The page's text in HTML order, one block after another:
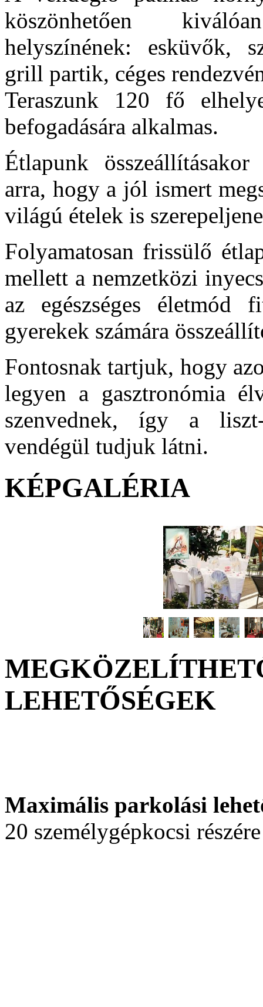
köszönhetően
helyszínének: esküvők,
grill partik, céges
Teraszunk 120 fő
befogadására alkalmas.
Étlapunk
arra, hogy a jól ismert
világú ételek is
Folyamatosan frissülő
mellett a nemzetközi
az egészséges életmód
gyerekek számára
Fontosnak tartjuk, hogy
legyen a gasztronómia
szenvednek, így a
vendégül tudjuk látni.
KÉPGALÉRIA
LEHETŐSÉGEK
Maximális parkolási
20 személygépkocsi részére